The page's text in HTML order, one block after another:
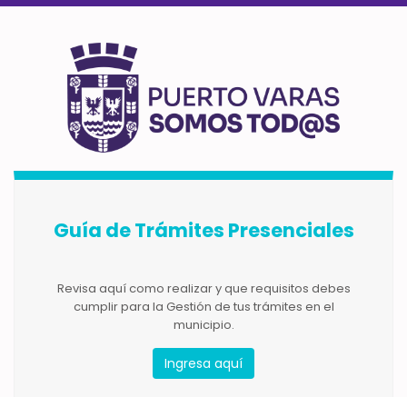
Guía de Trámites Presenciales
Revisa aquí como realizar y que requisitos debes
cumplir para la Gestión de tus trámites en el
municipio.
Ingresa aquí